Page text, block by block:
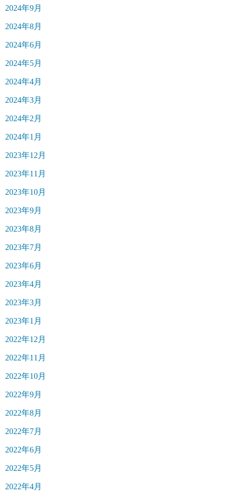
2024年9月
2024年8月
2024年6月
2024年5月
2024年4月
2024年3月
2024年2月
2024年1月
2023年12月
2023年11月
2023年10月
2023年9月
2023年8月
2023年7月
2023年6月
2023年4月
2023年3月
2023年1月
2022年12月
2022年11月
2022年10月
2022年9月
2022年8月
2022年7月
2022年6月
2022年5月
2022年4月